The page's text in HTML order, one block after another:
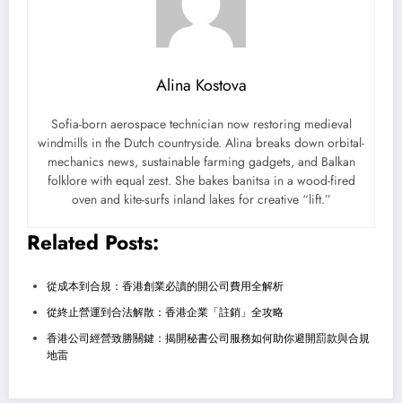
Alina Kostova
Sofia-born aerospace technician now restoring medieval
windmills in the Dutch countryside. Alina breaks down orbital-
mechanics news, sustainable farming gadgets, and Balkan
folklore with equal zest. She bakes banitsa in a wood-fired
oven and kite-surfs inland lakes for creative “lift.”
Related Posts:
從成本到合規：香港創業必讀的開公司費用全解析
從終止營運到合法解散：香港企業「註銷」全攻略
香港公司經營致勝關鍵：揭開秘書公司服務如何助你避開罰款與合規
地雷